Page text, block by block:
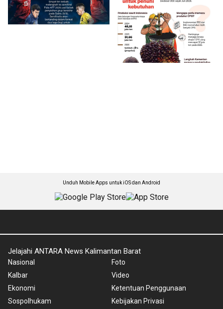
Unduh Mobile Apps untuk iOS dan Android
Jelajahi ANTARA News Kalimantan Barat
Nasional
Kalbar
Ekonomi
Sospolhukam
Foto
Video
Ketentuan Penggunaan
Kebijakan Privasi